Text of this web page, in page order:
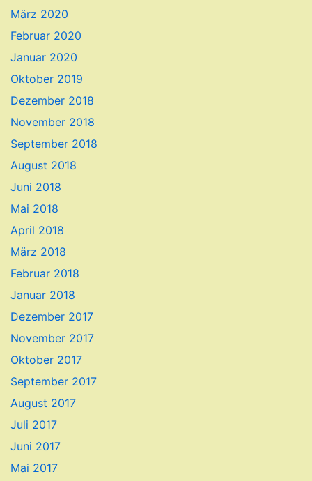
März 2020
Februar 2020
Januar 2020
Oktober 2019
Dezember 2018
November 2018
September 2018
August 2018
Juni 2018
Mai 2018
April 2018
März 2018
Februar 2018
Januar 2018
Dezember 2017
November 2017
Oktober 2017
September 2017
August 2017
Juli 2017
Juni 2017
Mai 2017